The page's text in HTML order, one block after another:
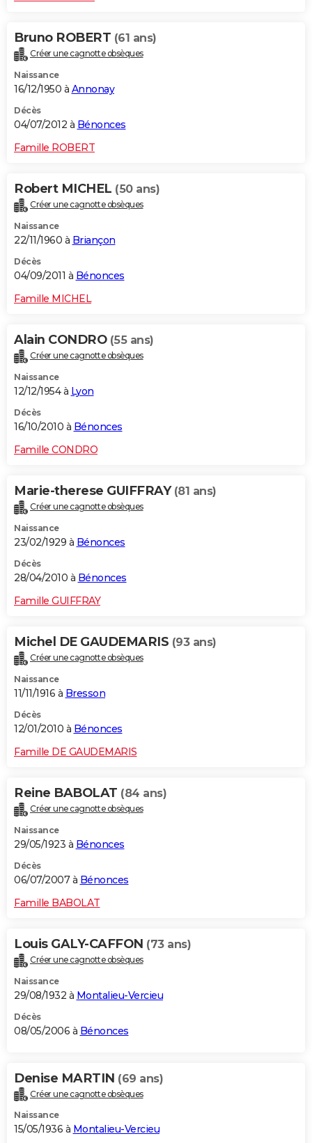
Bruno ROBERT (61 ans)
Créer une cagnotte obsèques
Naissance
16/12/1950 à Annonay
Décès
04/07/2012 à Bénonces
Famille ROBERT
Robert MICHEL (50 ans)
Créer une cagnotte obsèques
Naissance
22/11/1960 à Briançon
Décès
04/09/2011 à Bénonces
Famille MICHEL
Alain CONDRO (55 ans)
Créer une cagnotte obsèques
Naissance
12/12/1954 à Lyon
Décès
16/10/2010 à Bénonces
Famille CONDRO
Marie-therese GUIFFRAY (81 ans)
Créer une cagnotte obsèques
Naissance
23/02/1929 à Bénonces
Décès
28/04/2010 à Bénonces
Famille GUIFFRAY
Michel DE GAUDEMARIS (93 ans)
Créer une cagnotte obsèques
Naissance
11/11/1916 à Bresson
Décès
12/01/2010 à Bénonces
Famille DE GAUDEMARIS
Reine BABOLAT (84 ans)
Créer une cagnotte obsèques
Naissance
29/05/1923 à Bénonces
Décès
06/07/2007 à Bénonces
Famille BABOLAT
Louis GALY-CAFFON (73 ans)
Créer une cagnotte obsèques
Naissance
29/08/1932 à Montalieu-Vercieu
Décès
08/05/2006 à Bénonces
Denise MARTIN (69 ans)
Créer une cagnotte obsèques
Naissance
15/05/1936 à Montalieu-Vercieu